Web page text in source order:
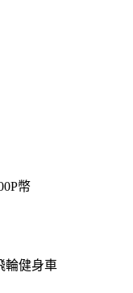
幣
輪健身車